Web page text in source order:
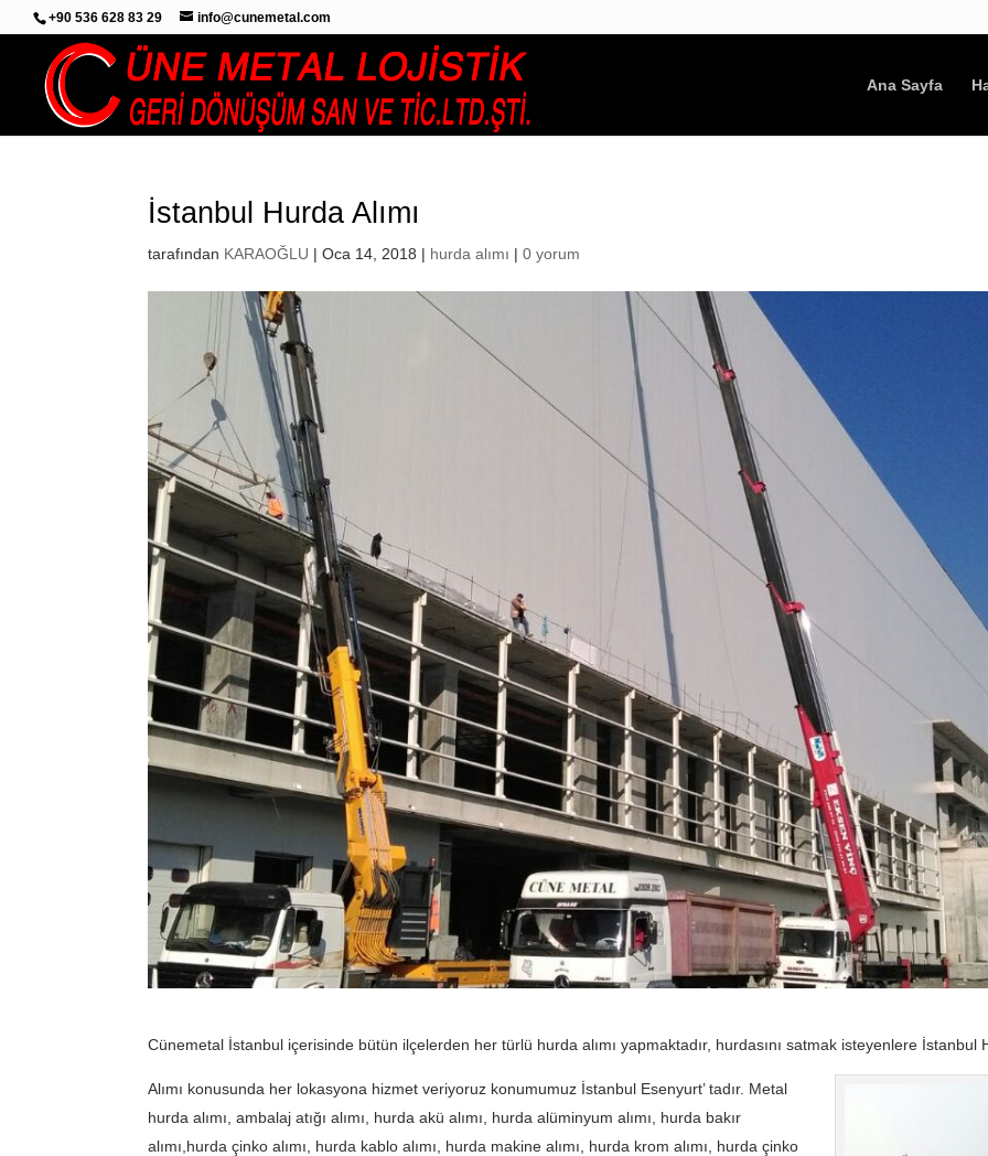
+90 536 628 83 29 info@cunemetal.com
Ana Sayfa
İstanbul Hurda Alımı
tarafından KARAOĞLU |Oca 14, 2018 | hurda alımı |0 yorum
Cünemetal İstanbul içerisinde bütün ilçelerden her türlü hurda alımı yapmaktadır, hurdasını satmak isteyenlere İstanbul
Alımı konusunda her lokasyona hizmet veriyoruz konumumuz İstanbul Esenyurt’ tadır. Metal
hurda alımı, ambalaj atığı alımı, hurda akü alımı, hurda alüminyum alımı, hurda bakır
alımı,hurda çinko alımı, hurda kablo alımı, hurda makine alımı, hurda krom alımı, hurda çinko